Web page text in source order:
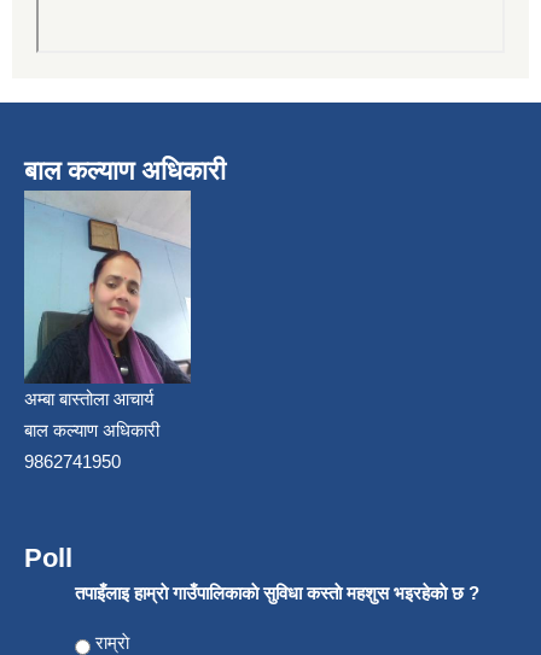
बाल कल्याण अधिकारी
अम्बा बास्तोला आचार्य
बाल कल्याण अधिकारी
9862741950
Poll
तपाइँलाइ हाम्राे गाउँपालिकाकाे सुविधा कस्ताे महशुस भइरहेकाे छ ?
Choices
राम्राे